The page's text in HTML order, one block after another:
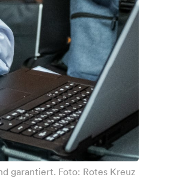
garantiert. Foto: Rotes Kreuz